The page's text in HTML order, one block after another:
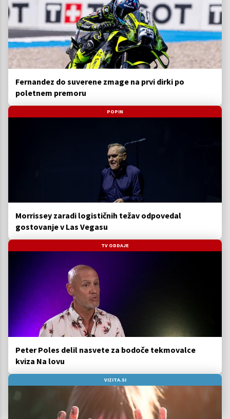
Fernandez do suverene zmage na prvi dirki po
poletnem premoru
POPIN
Morrissey zaradi logističnih težav odpovedal
gostovanje v Las Vegasu
TV ODDAJE
Peter Poles delil nasvete za bodoče tekmovalce
kviza Na lovu
VIZITA.SI